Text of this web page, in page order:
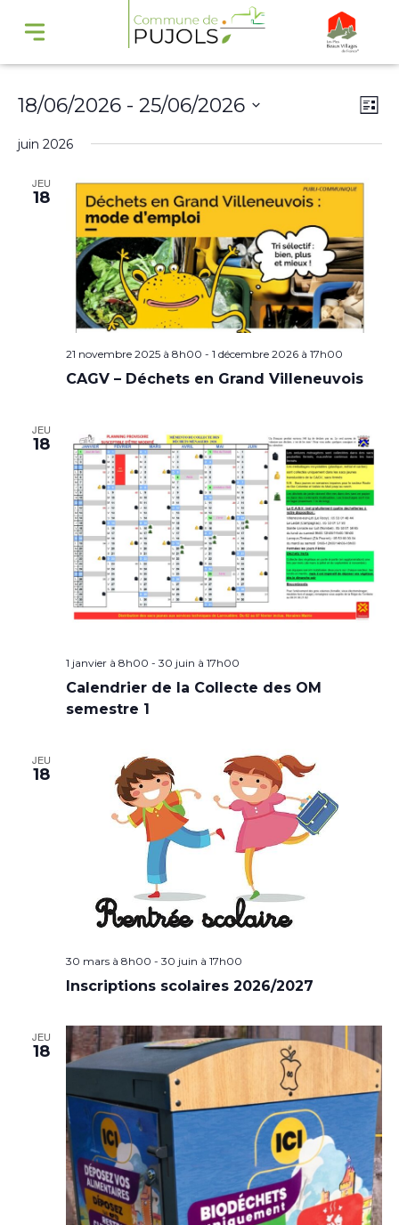
Liste
18/06/2026 - 25/06/2026
date.
juin 2026
JEU
18
21 novembre 2025 à 8h00 - 1 décembre 2026 à 17h00
CAGV – Déchets en Grand Villeneuvois
JEU
18
1 janvier à 8h00 - 30 juin à 17h00
Calendrier de la Collecte des OM
semestre 1
JEU
18
30 mars à 8h00 - 30 juin à 17h00
Inscriptions scolaires 2026/2027
JEU
18